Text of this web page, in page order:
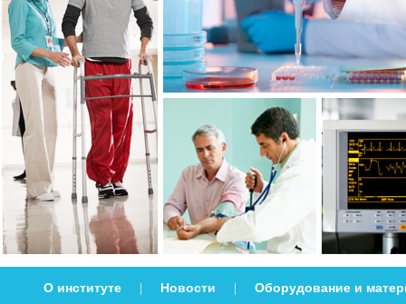
О институте Новости Оборудование и